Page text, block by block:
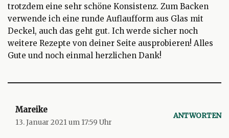
trotzdem eine sehr schöne Konsistenz. Zum Backen
verwende ich eine runde Auflaufform aus Glas mit
Deckel, auch das geht gut. Ich werde sicher noch
weitere Rezepte von deiner Seite ausprobieren! Alles
Gute und noch einmal herzlichen Dank!
Mareike
13. Januar 2021 um 17:59 Uhr
ANTWORTEN